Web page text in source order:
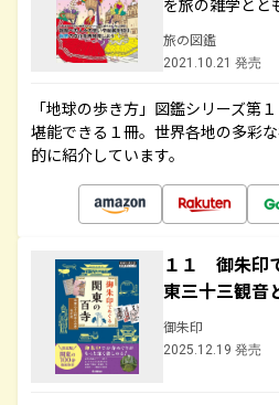
を旅の雑学とと
旅の図鑑
2021.10.21 発売
「地球の歩き方」図鑑シリーズ第
堪能できる１冊。世界各地の多彩
的に紹介しています。
１１ 御朱印
東三十三観
御朱印
2025.12.19 発売